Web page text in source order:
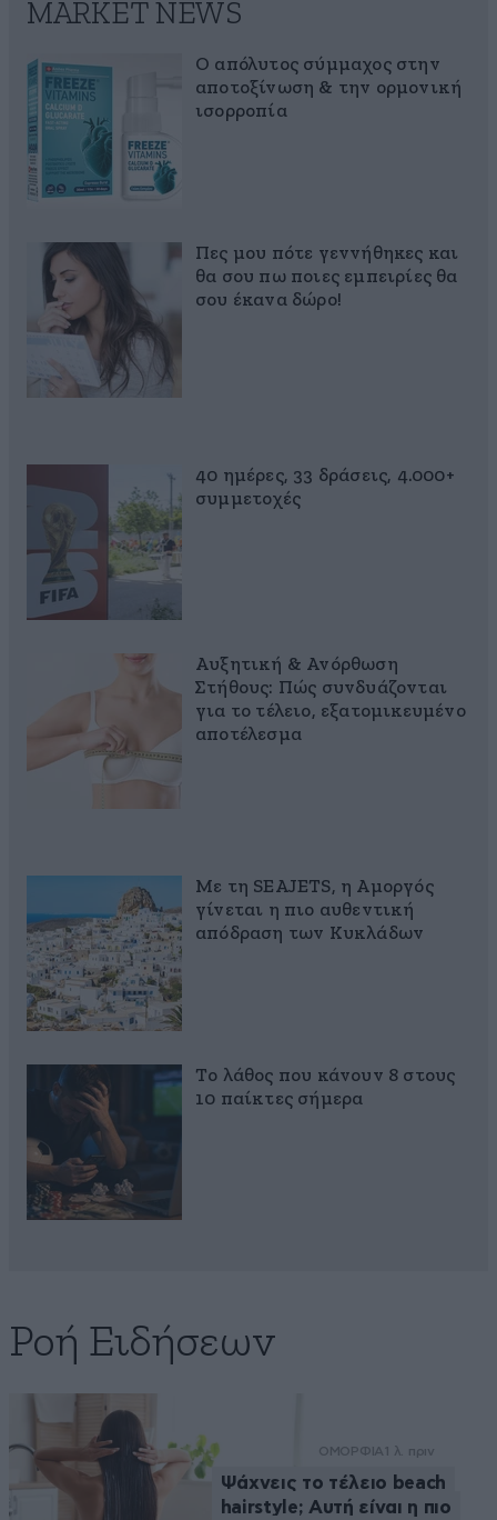
MARKET NEWS
Ο απόλυτος σύμμαχος στην
αποτοξίνωση & την ορμονική
ισορροπία
Πες μου πότε γεννήθηκες και
θα σου πω ποιες εμπειρίες θα
σου έκανα δώρο!
40 ημέρες, 33 δράσεις, 4.000+
συμμετοχές
Αυξητική & Ανόρθωση
Στήθους: Πώς συνδυάζονται
για το τέλειο, εξατομικευμένο
αποτέλεσμα
Με τη SEAJETS, η Αμοργός
γίνεται η πιο αυθεντική
απόδραση των Κυκλάδων
Το λάθος που κάνουν 8 στους
10 παίκτες σήμερα
Ροή Ειδήσεων
ΟΜΟΡΦΙΑ 1 λ. πριν
Ψάχνεις το τέλειο beach
hairstyle; Αυτή είναι η πιο